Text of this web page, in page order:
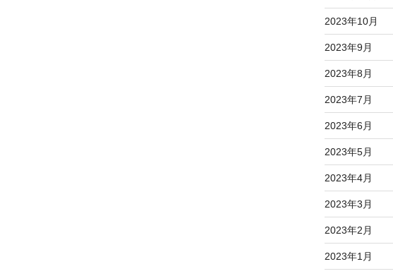
2023年10月
2023年9月
2023年8月
2023年7月
2023年6月
2023年5月
2023年4月
2023年3月
2023年2月
2023年1月